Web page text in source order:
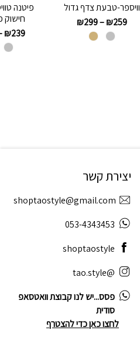
וויספר-טבעת צדף גדול
₪259
–
₪299
פיטנה
חישוק
₪239
יצירת קשר
shoptaostyle@gmail.com
053-4343453
shoptaostyle
@tao.style
פסס...יש לנו קבוצת וואטסאפ
סודית
לחצו כאן כדי להצטרף